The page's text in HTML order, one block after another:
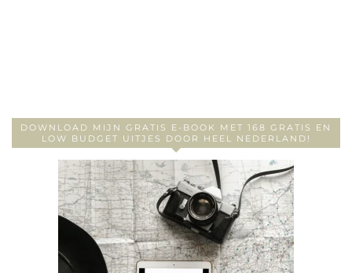
DOWNLOAD MIJN GRATIS E-BOOK MET 168 GRATIS EN
LOW BUDGET UITJES DOOR HEEL NEDERLAND!